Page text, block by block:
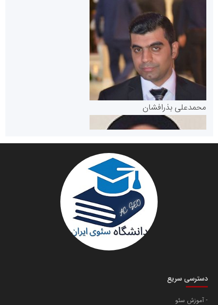
پایگاه خبری گفتمان یزد
دانشگاه سئوی ایران
سازمان بورس و اوراق بهادار
مرجع اخبار موثق در بازارسرمایه
سازمان صنعت،معدن و تجارت
محمدعلی بذرافشان
مریم حاج نوروز نظری
دسترسی سریع
آموزش سئو